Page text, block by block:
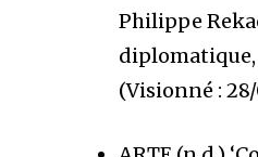
Philippe
diplomatique,
(Visionné :